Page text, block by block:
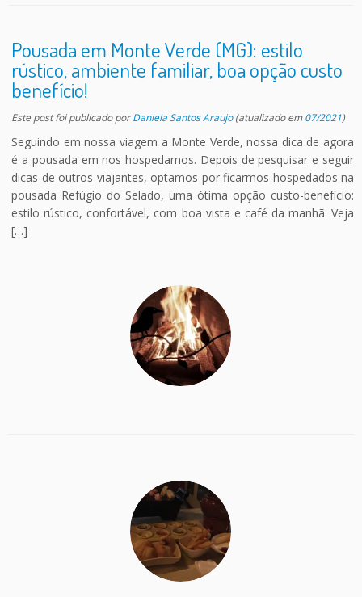
Pousada em Monte Verde (MG): estilo
rústico, ambiente familiar, boa opção custo
benefício!
Este post foi publicadoporDaniela Santos Araujo(atualizado em07/2021)
Seguindo em nossa viagem a Monte Verde, nossa dica de agora
é a pousada em nos hospedamos. Depois de pesquisar e seguir
dicas de outros viajantes, optamos por ficarmos hospedados na
pousada Refúgio do Selado, uma ótima opção custo-benefício:
estilo rústico, confortável, com boa vista e café da manhã. Veja
[…]